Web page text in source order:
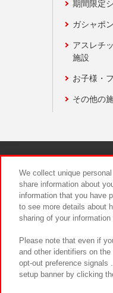
期間限定
ガシャポ
アスレチ
施設
お子様・
その他の
We collect unique
share information about
information that you have
to see more details about
sharing of your
Please note that even if
and other identifiers on
opt-out preference signals
setup banner by clicking